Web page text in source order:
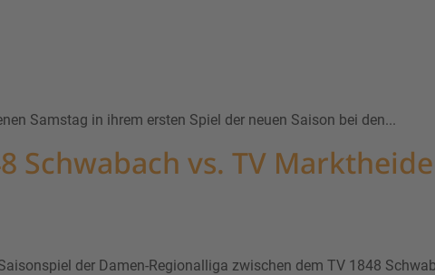
Samstag in ihrem ersten Spiel der neuen Saison bei den...
Schwabach vs. TV
der Damen-Regionalliga zwischen dem TV 1848